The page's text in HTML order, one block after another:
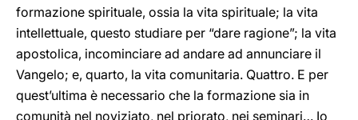
formazione spirituale, ossia la vita spirituale; la vita
intellettuale, questo studiare per “dare ragione”; la vita
apostolica, incominciare ad andare ad annunciare il
Vangelo; e, quarto, la vita comunitaria. Quattro. E per
quest’ultima è necessario che la formazione sia in
comunità nel noviziato, nel priorato, nei seminari… Io